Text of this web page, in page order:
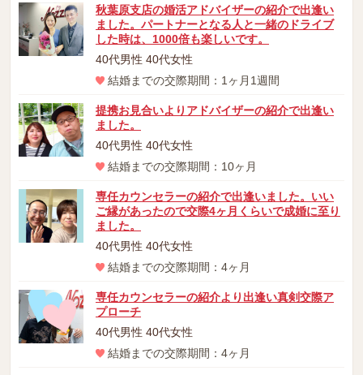
秋葉原支店の婚活アドバイザーの紹介で出逢い
ました。パートナーとなる人と一緒のドライブ
した時は、1000倍も楽しいです。
40代男性 40代女性
結婚までの交際期間：1ヶ月1週間
提携お見合いよりアドバイザーの紹介で出逢い
ました。
40代男性 40代女性
結婚までの交際期間：10ヶ月
専任カウンセラーの紹介で出逢いました。いい
ご縁があったので交際4ヶ月くらいで成婚に至り
ました。
40代男性 40代女性
結婚までの交際期間：4ヶ月
専任カウンセラーの紹介より出逢い真剣交際ア
プローチ
40代男性 40代女性
結婚までの交際期間：4ヶ月